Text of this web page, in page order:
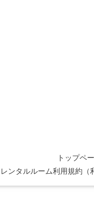
トップペ
レンタルルーム利用規約（